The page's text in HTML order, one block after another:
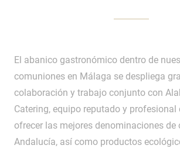
El abanico gastronómico dentro de
comuniones en Málaga se despliega
colaboración y trabajo conjunto con
Catering, equipo reputado y profesional
ofrecer las mejores denominaciones de
Andalucía, así como productos